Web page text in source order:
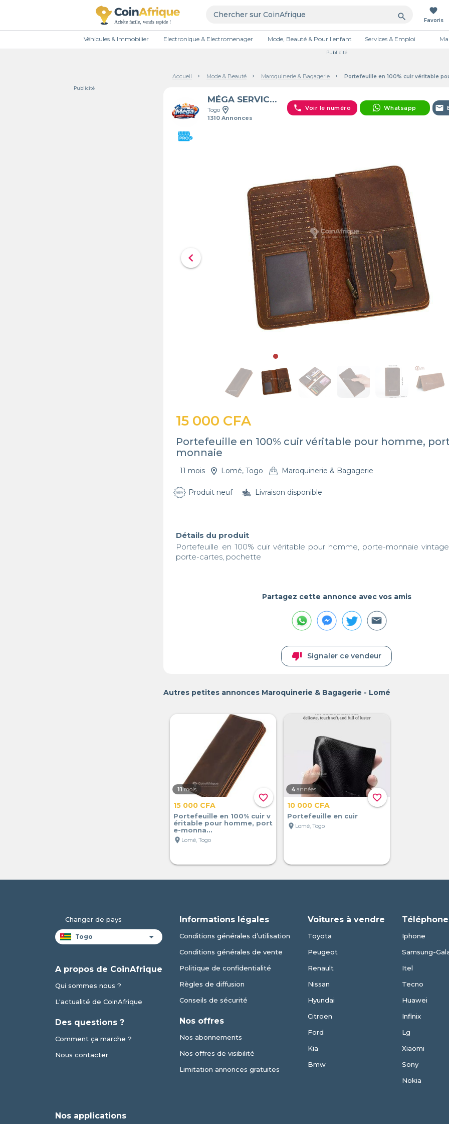
search
favorite
Favoris
Véhicules & Immobilier Electronique & Electromenager Mode, Beauté & Pour l'enfant Services & Emploi
Publicité
Accueil Mode & Beauté Maroquinerie & Bagagerie Portefeuille en 100% cuir véritable
Publicité
MÉGA SERVICES ET VENTE
Togo
1310 Annonces
phone Voir le numéro Whatsapp email
chevron_left
15 000 CFA
Portefeuille en 100% cuir véritable pour homme,
monnaie
11 mois Lomé, Togo Maroquinerie & Bagagerie
Produit neuf Livraison disponible
Détails du produit
Portefeuille en 100% cuir véritable pour homme, porte-monnaie
porte-cartes, pochette
Partagez cette annonce avec vos amis
thumb_down Signaler ce vendeur
Autres petites annonces Maroquinerie & Bagagerie - Lomé
favorite_border
11 mois
15 000 CFA
Portefeuille en 100% cuir v
éritable pour homme, port
e-monna...
location_on Lomé, Togo
favorite_border
4 années
10 000 CFA
Portefeuille en cuir
location_on Lomé, Togo
Changer de pays
A propos de CoinAfrique
Qui sommes nous ?
L'actualité de CoinAfrique
Des questions ?
Comment ça marche ?
Nous contacter
Informations légales
Conditions générales d’utilisation
Conditions générales de vente
Politique de confidentialité
Règles de diffusion
Conseils de sécurité
Nos offres
Nos abonnements
Nos offres de visibilité
Limitation annonces gratuites
Voitures à vendre
Toyota
Peugeot
Renault
Nissan
Hyundai
Citroen
Ford
Kia
Bmw
Iphone
Samsung-
Itel
Tecno
Huawei
Infinix
Lg
Xiaomi
Sony
Nokia
Nos applications